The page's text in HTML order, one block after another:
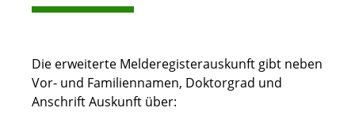
Die erweiterte Melderegisterauskunft gibt neben
Vor- und Familiennamen, Doktorgrad und
Anschrift Auskunft über: